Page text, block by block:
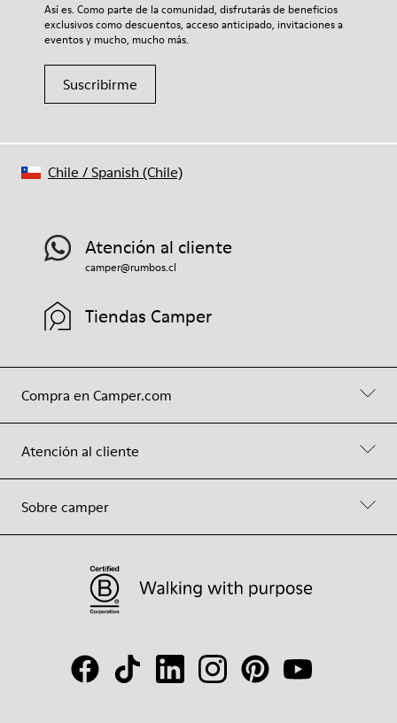
Así es. Como parte de la comunidad, disfrutarás de beneficios
exclusivos como descuentos, acceso anticipado, invitaciones a
eventos y mucho, mucho más.
Suscribirme
Compra en Camper.com
Atención al cliente
Sobre camper
Atención al cliente
camper@rumbos.cl
Tiendas Camper
Chile /Spanish (Chile)